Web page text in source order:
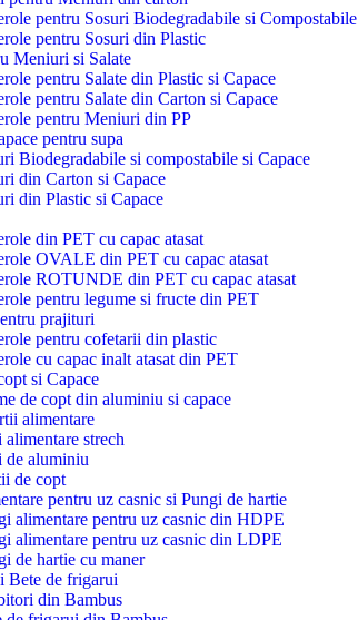
pentru Sosuri Biodegradabile si Compostabile
pentru Sosuri din Plastic
Meniuri si Salate
pentru Salate din Plastic si Capace
pentru Salate din Carton si Capace
pentru Meniuri din PP
pentru supa
Biodegradabile si compostabile si Capace
din Carton si Capace
din Plastic si Capace
din PET cu capac atasat
OVALE din PET cu capac atasat
ROTUNDE din PET cu capac atasat
pentru legume si fructe din PET
prajituri
pentru cofetarii din plastic
cu capac inalt atasat din PET
si Capace
de copt din aluminiu si capace
alimentare
strech
de aluminiu
de copt
pentru uz casnic si Pungi de hartie
alimentare pentru uz casnic din HDPE
alimentare pentru uz casnic din LDPE
de hartie cu maner
Bete de frigarui
din Bambus